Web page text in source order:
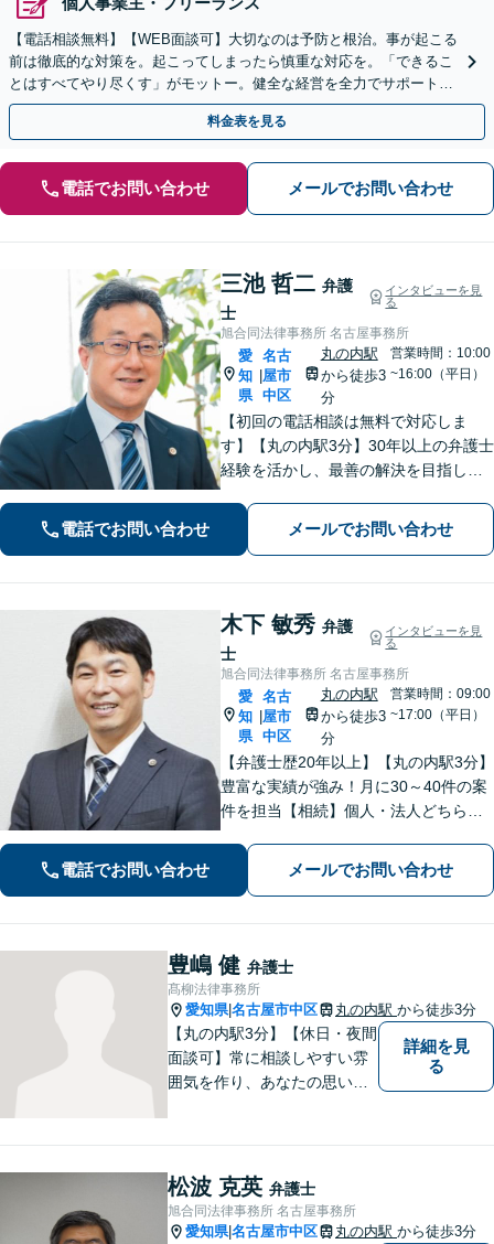
【電話相談無料】【WEB面談可】大切なのは予防と根治。事が起こる
前は徹底的な対策を。起こってしまったら慎重な対応を。「できるこ
とはすべてやり尽くす」がモットー。健全な経営を全力でサポートい
たします。【丸の内駅3分】【休日面談可】
料金表を見る
電話でお問い合わせ メールでお問い合わせ
三池 哲二 弁護
士
インタビューを見
る
旭合同法律事務所 名古屋事務所
愛
知
県
名古
屋市
中区
丸の内駅
から徒歩3
分
営業時間：10:00
~16:00（平日）
【初回の電話相談は無料で対応しま
す】【丸の内駅3分】30年以上の弁護士
経験を活かし、最善の解決を目指しま
向けて尽力【労働問題】証拠集め・準
備から親身にサポート【他士業と連
電話でお問い合わせ メールでお問い合わせ
木下 敏秀 弁護
士
インタビューを見
る
旭合同法律事務所 名古屋事務所
愛
知
県
名古
屋市
中区
丸の内駅
から徒歩3
分
営業時間：09:00
~17:00（平日）
【弁護士歴20年以上】【丸の内駅3分】
豊富な実績が強み！月に30～40件の案
件を担当【相続】個人・法人どちらの
方ともに納得する解決を目指します
【離婚問題】他士業と連携し多角的な
電話でお問い合わせ メールでお問い合わせ
豊嶋 健 弁護士
髙柳法律事務所
愛知県|名古屋市中区 丸の内駅 から徒歩3分
【丸の内駅3分】【休日・夜間
面談可】常に相談しやすい雰
囲気を作り、あなたの思いを
観点を踏まえた解決の見通し
を丁寧に説明し、最適な方法
を見つけていきます。
詳細を見
る
松波 克英 弁護士
旭合同法律事務所 名古屋事務所
愛知県|名古屋市中区 丸の内駅 から徒歩3分